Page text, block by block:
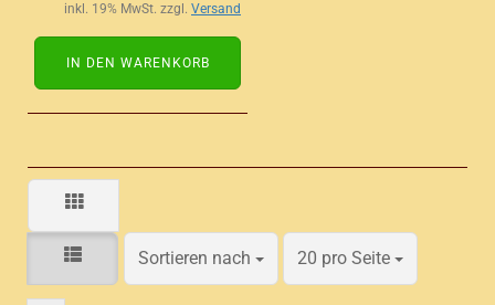
inkl. 19% MwSt. zzgl. Versand
IN DEN WARENKORB
Sortieren nach
Sortieren nach 20 pro Seite
pro Seite